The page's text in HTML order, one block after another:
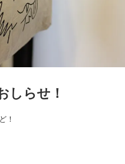
しらせ！
！